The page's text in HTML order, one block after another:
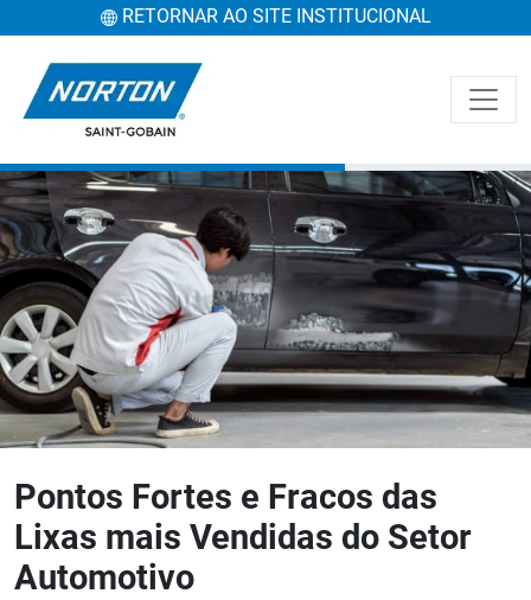
RETORNAR AO SITE INSTITUCIONAL
Pontos Fortes e Fracos das
Lixas mais Vendidas do Setor
Automotivo